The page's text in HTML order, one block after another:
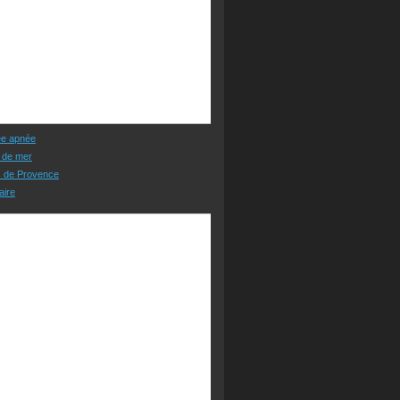
apnée
mer
de Provence